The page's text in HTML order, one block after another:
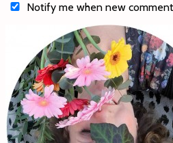
Notify me when new